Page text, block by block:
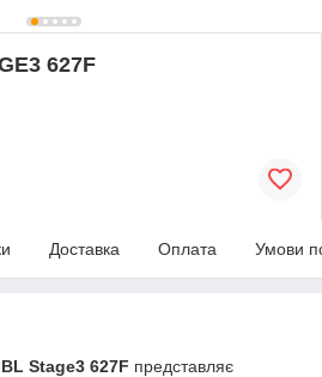
627F
Доставка Оплата Умови
Stage3 627F представляє